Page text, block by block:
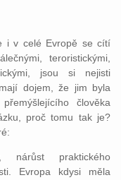
i v celé Evropě se cítí
teroristickými,
jsou si nejisti
dojem, že jim byla
člověka
proč tomu tak je?
nárůst praktického
Evropa kdysi měla